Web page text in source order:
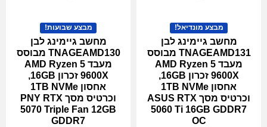
מבצע מונדיאל!
מחשב גיימינג לבן
TNAGEAMD131 מבוסס
מעבד AMD Ryzen 5
9600X זכרון 16GB,
אחסון 1TB NVMe
וכרטיס מסך ASUS RTX
5060 Ti 16GB GDDR7
OC
מבצע שבועות!
מחשב גיימינג לבן
TNAGEAMD130 מבוסס
מעבד AMD Ryzen 5
9600X זכרון 16GB,
אחסון 1TB NVMe
וכרטיס מסך PNY RTX
5070 Triple Fan 12GB
GDDR7